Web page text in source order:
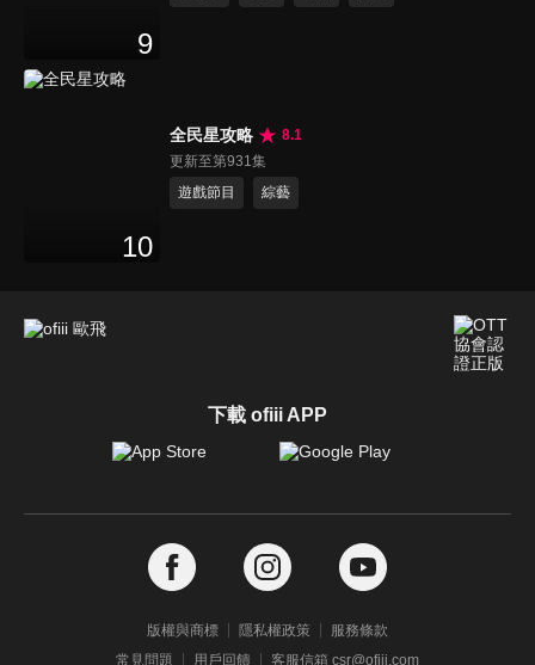
9
10
全民星攻略
8.1
更新至第931集
遊戲節目
綜藝
下載 ofiii APP
版權與商標 隱私權政策
服務條款
常見問題
用戶回饋 客服信箱 csr@ofiii.com